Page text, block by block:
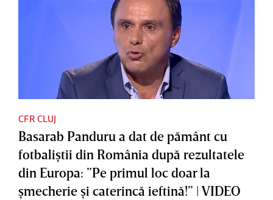
CFR CLUJ
Basarab Panduru a dat de pământ cu
fotbaliştii din România după rezultatele
din Europa: ”Pe primul loc doar la
şmecherie şi caterincă ieftină!” | VIDEO